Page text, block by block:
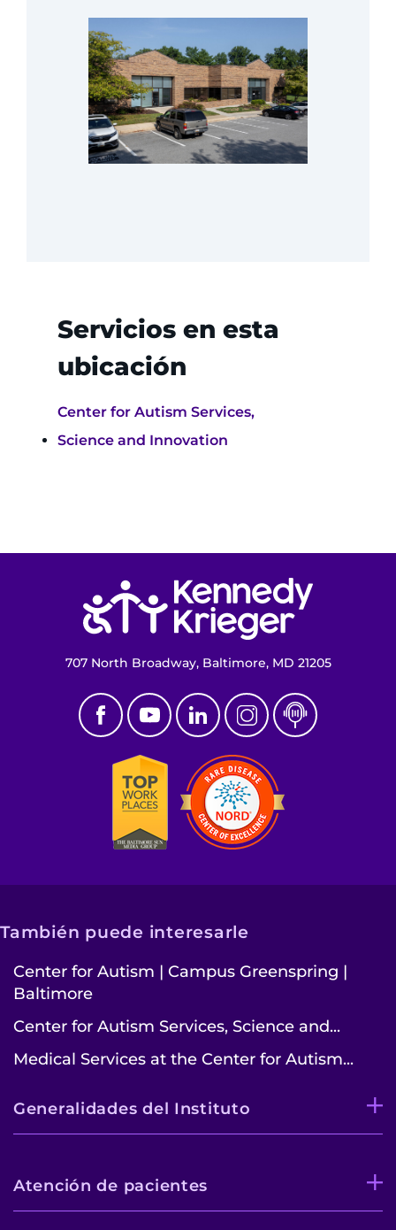
Docentes + personal
Ubicaciones
Ver cómo llegar
Buscar un especialista
Donar u ofrecerme como voluntario
Contactar al Instituto
Referir a un paciente
Pagar mi factura
Servicios en esta
ubicación
Center for Autism Services,
Science and Innovation
707 North Broadway, Baltimore, MD 21205
También puede interesarle
Center for Autism | Campus Greenspring |
Baltimore
Center for Autism Services, Science and...
Medical Services at the Center for Autism...
Generalidades del Instituto
Atención de pacientes